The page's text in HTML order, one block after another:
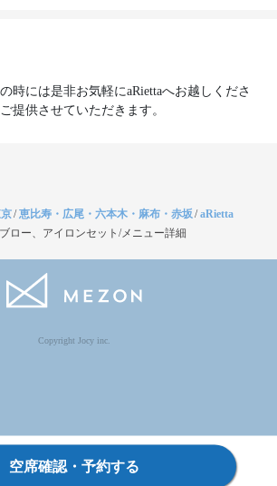
時には是非お気軽にaRiettaへお越しくださ
提供させていただきます。
/恵比寿・広尾・六本木・麻布・赤坂/aRietta
ロー、アイロンセット/メニュー詳細
Copyright Jocy inc.
空席確認・予約する